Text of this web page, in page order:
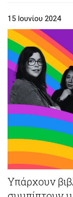
15 Ιουνίου 2024
Υπάρχουν